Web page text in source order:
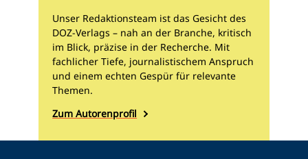
Unser Redaktionsteam ist das Gesicht des
DOZ-Verlags – nah an der Branche, kritisch
im Blick, präzise in der Recherche. Mit
fachlicher Tiefe, journalistischem Anspruch
und einem echten Gespür für relevante
Themen.
Zum Autorenprofil